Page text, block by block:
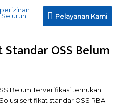
Pelayanan Kami
OSS Belum
Belum Terverifikasi temukan
sertifikat standar OSS RBA